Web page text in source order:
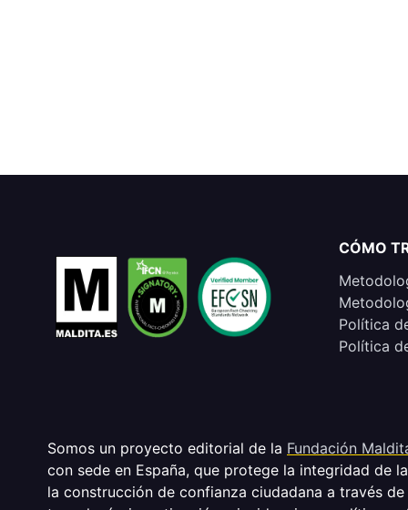
CÓMO
Política
Política
Somos un proyecto editorial de la Fundación
con sede en España, que protege la integridad de
la construcción de confianza ciudadana a través